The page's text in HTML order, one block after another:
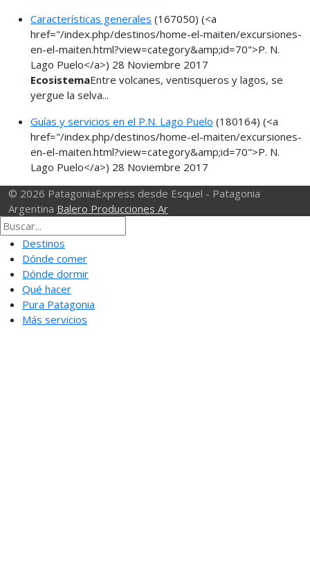
Características generales (167050) (<a
href="/index.php/destinos/home-el-maiten/excursiones-
en-el-maiten.html?view=category&amp;id=70">P. N.
Lago Puelo</a>) 28 Noviembre 2017
EcosistemaEntre volcanes, ventisqueros y lagos, se
yergue la selva...
Guías y servicios en el P.N. Lago Puelo (180164) (<a
href="/index.php/destinos/home-el-maiten/excursiones-
en-el-maiten.html?view=category&amp;id=70">P. N.
Lago Puelo</a>) 28 Noviembre 2017
© 2026 PatagoniaExpress desde Esquel - Patagonia
Argentina Balero Producciones Ar
Destinos
Dónde comer
Dónde dormir
Qué hacer
Pura Patagonia
Más servicios